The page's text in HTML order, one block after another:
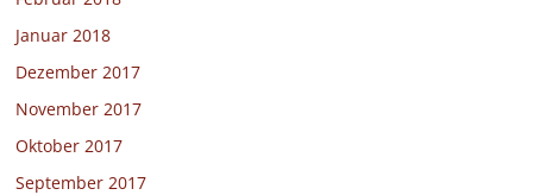
Januar 2018
Dezember 2017
November 2017
Oktober 2017
September 2017